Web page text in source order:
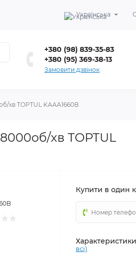
Українська
+380 (98) 839-35-83
+380 (95) 369-38-13
Замовити дзвінок
хв TOPTUL KAAA1660B
хв TOPTUL
Купити в один
всі)